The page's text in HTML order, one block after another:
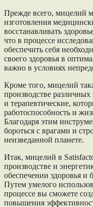
Прежде всего, мицелий
изготовления
восстанавливать
что в процессе
обеспечить себя
своего здоровья в
важно в условиях
Кроме того, мицелий
производстве
и терапевтические,
работоспособность и
Благодаря этим
бороться с врагами и
неизведанной планете.
Итак, мицелий в
производстве и
обеспечении здоровья и
Путем умелого
процессе вы сможете
повышения